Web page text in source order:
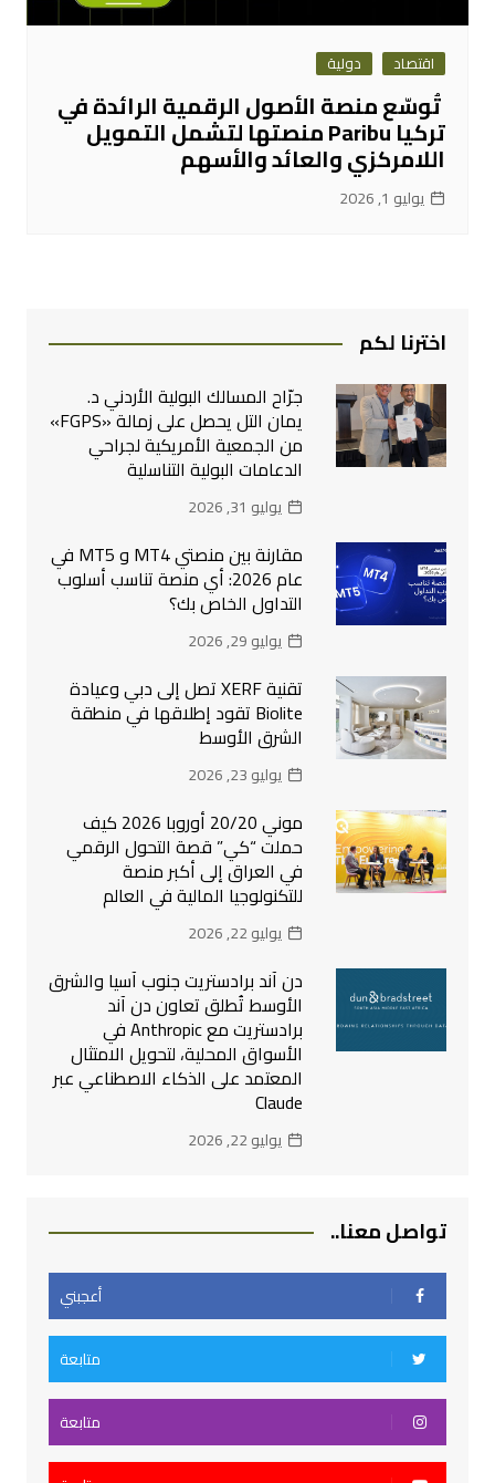
اقتصاد دولية
تُوسّع منصة الأصول الرقمية الرائدة في
تركيا Paribu منصتها لتشمل التمويل
اللامركزي والعائد والأسهم
يوليو 1, 2026
اخترنا لكم
جرّاح المسالك البولية الأردني د.
يمان التل يحصل على زمالة «FGPS»
من الجمعية الأمريكية لجراحي
الدعامات البولية التناسلية
يوليو 31, 2026
مقارنة بين منصتي MT4 و MT5 في
عام 2026: أي منصة تناسب أسلوب
التداول الخاص بك؟
يوليو 29, 2026
تقنية XERF تصل إلى دبي وعيادة
Biolite تقود إطلاقها في منطقة
الشرق الأوسط
يوليو 23, 2026
موني 20/20 أوروبا 2026 كيف
حملت “كي” قصة التحول الرقمي
في العراق إلى أكبر منصة
للتكنولوجيا المالية في العالم
يوليو 22, 2026
دن آند برادستريت جنوب آسيا والشرق
الأوسط تُطلق تعاون دن آند
برادستريت مع Anthropic في
الأسواق المحلية، لتحويل الامتثال
المعتمد على الذكاء الاصطناعي عبر
Claude
يوليو 22, 2026
تواصل معنا..
أعجبني
متابعة
متابعة